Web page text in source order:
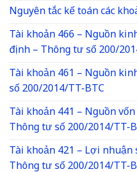
Nguyên tắc kế toán các
Tài khoản 466 – Nguồn
định – Thông tư số 200/
Tài khoản 461 – Nguồn
số 200/2014/TT-BTC
Tài khoản 441 – Nguồn
Thông tư số 200/2014/TT-
Tài khoản 421 – Lợi
Thông tư số 200/2014/TT-